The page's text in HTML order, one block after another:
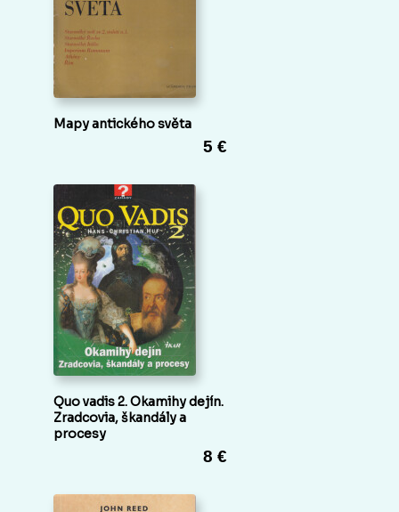
Mapy antického světa
5 €
Quo vadis 2. Okamihy dejín.
Zradcovia, škandály a
procesy
8 €